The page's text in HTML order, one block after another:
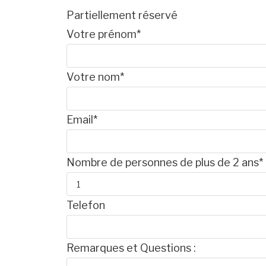
Partiellement réservé
Votre prénom*
Votre nom*
Email*
Nombre de personnes de plus de 2 ans*
Telefon
Remarques et Questions :